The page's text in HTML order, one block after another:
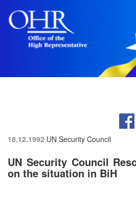
18.12.1992 UN Security Council
UN Security Council
on the situation in BiH